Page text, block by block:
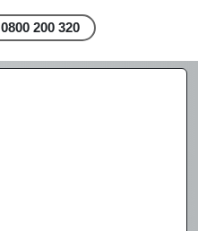
0800 200 320